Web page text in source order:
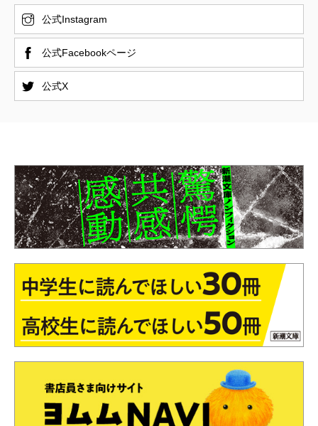
公式Instagram
公式Facebookページ
公式X